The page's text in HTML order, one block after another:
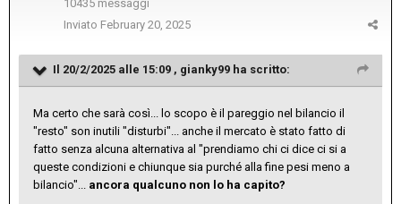
10435 messaggi
Inviato February 20, 2025
Il 20/2/2025 alle 15:09 , gianky99 ha scritto:
Ma certo che sarà così... lo scopo è il pareggio nel bilancio il
"resto" son inutili "disturbi"... anche il mercato è stato fatto di
fatto senza alcuna alternativa al "prendiamo chi ci dice ci si a
queste condizioni e chiunque sia purché alla fine pesi meno a
bilancio"... ancora qualcuno non lo ha capito?